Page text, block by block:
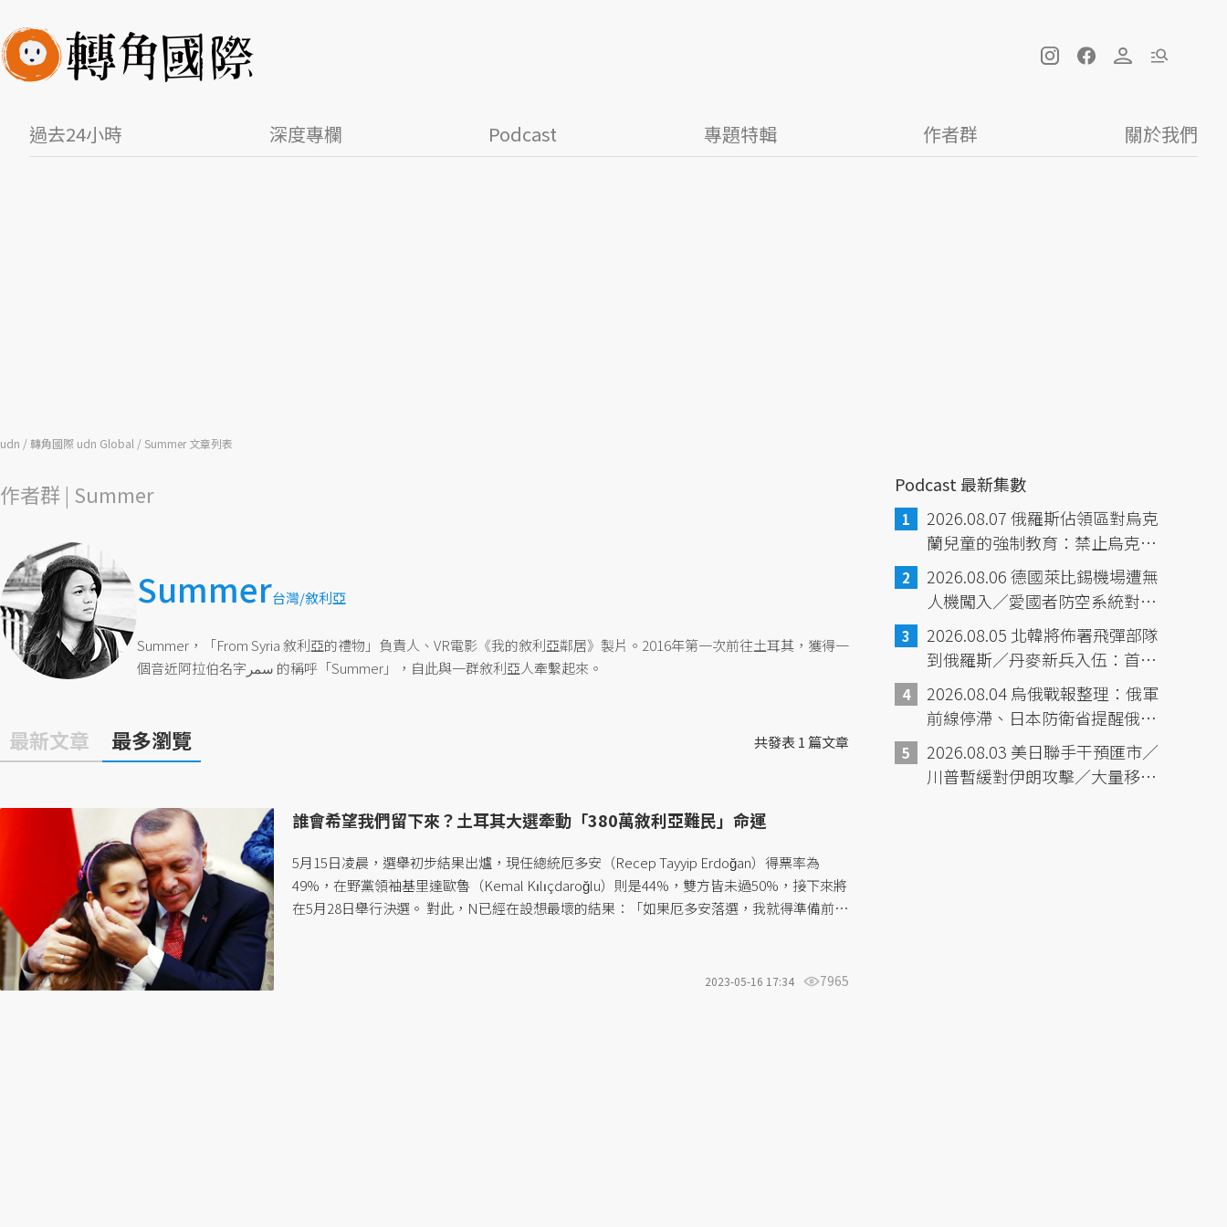
過去24小時 深度專欄 Podcast 專題特輯 作者群 關於我們
udn 轉角國際 udn Global Summer 文章列表
作者群 | Summer
Summer台灣/敘利亞
​​Summer，「From Syria 敘利亞的禮物」負責人、VR電影《我的敘利亞鄰居》製片。2016年第一次前往土耳其，獲得一
個音近阿拉伯名字سمر 的稱呼「Summer」，自此與一群敘利亞人牽繫起來。
最新文章 最多瀏覽 共發表 1 篇文章
誰會希望我們留下來？土耳其大選牽動「380萬敘利亞難民」命運
5月15日凌晨，選舉初步結果出爐，現任總統厄多安（Recep Tayyip Erdoğan）得票率為
49%，在野黨領袖基里達歐魯（Kemal Kılıçdaroğlu）則是44%，雙方皆未過50%，接下來將
在5月28日舉行決選。 對此，N已經在設想最壞的結果：「如果厄多安落選，我就得準備前往
2023-05-16 17:34 7965
Podcast 最新集數
2026.08.07 俄羅斯佔領區對烏克
蘭兒童的強制教育：禁止烏克蘭
語、強化兒童軍事訓練／新墨西
哥州判決：Meta有害兒童如「公
害」，賠償5.6億美元
2026.08.06 德國萊比錫機場遭無
人機闖入／愛國者防空系統對烏
克蘭的重要性／Meta開發的AI發
生入侵其他公司事件／日本《週
刊少年JUMP》發行量首次跌破
100萬
2026.08.05 北韓將佈署飛彈部隊
到俄羅斯／丹麥新兵入伍：首批
包含女性的義務役／中國財政壓
力，鎖定離岸信託課稅／義大利
彩券中獎幸運故事
2026.08.04 烏俄戰報整理：俄軍
前線停滯、日本防衛省提醒俄與
中國、北韓深化合作／熊本地震
滿一週／委內瑞拉震災已6125死
／黎巴嫩貝魯特大爆炸6週年／韓
2026.08.03 美日聯手干預匯市／
川普暫緩對伊朗攻擊／大量移民